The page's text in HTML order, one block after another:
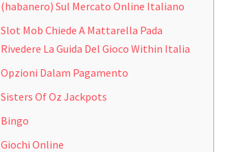
(habanero) Sul Mercato Online Italiano
Slot Mob Chiede A Mattarella Pada
Rivedere La Guida Del Gioco Within Italia
Opzioni Dalam Pagamento
Sisters Of Oz Jackpots
Bingo
Giochi Online